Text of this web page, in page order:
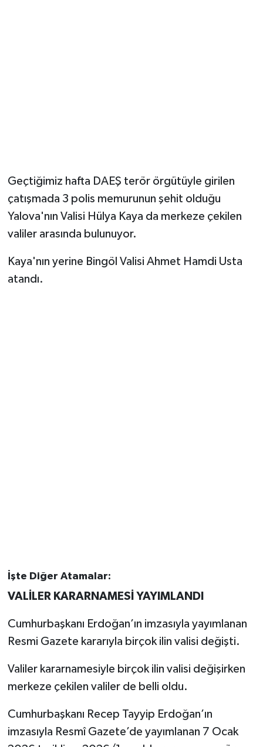
Geçtiğimiz hafta DAEŞ terör örgütüyle girilen
çatışmada 3 polis memurunun şehit olduğu
Yalova'nın Valisi Hülya Kaya da merkeze çekilen
valiler arasında bulunuyor.
Kaya'nın yerine Bingöl Valisi Ahmet Hamdi Usta
atandı.
İşte Diğer Atamalar:
VALİLER KARARNAMESİ YAYIMLANDI
Cumhurbaşkanı Erdoğan’ın imzasıyla yayımlanan
Resmi Gazete kararıyla birçok ilin valisi değişti.
Valiler kararnamesiyle birçok ilin valisi değişirken
merkeze çekilen valiler de belli oldu.
Cumhurbaşkanı Recep Tayyip Erdoğan’ın
imzasıyla Resmî Gazete’de yayımlanan 7 Ocak